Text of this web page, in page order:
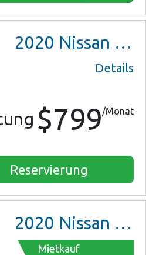
2020 Nissan Altima
Details
$799/Monat
Reservierung
2020 Nissan Altima
Mietkauf